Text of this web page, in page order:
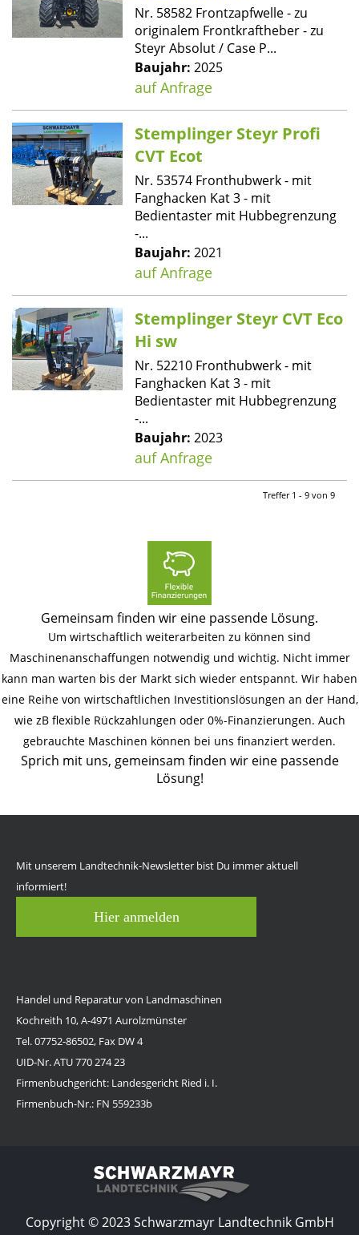
Nr. 58582 Frontzapfwelle - zu
originalem Frontkraftheber - zu
Steyr Absolut / Case P...
Baujahr: 2025
auf Anfrage
Stemplinger Steyr Profi
CVT Ecot
Nr. 53574 Fronthubwerk - mit
Fanghacken Kat 3 - mit
Bedientaster mit Hubbegrenzung
-...
Baujahr: 2021
auf Anfrage
Stemplinger Steyr CVT Eco
Hi sw
Nr. 52210 Fronthubwerk - mit
Fanghacken Kat 3 - mit
Bedientaster mit Hubbegrenzung
-...
Baujahr: 2023
auf Anfrage
Treffer 1 - 9 von 9
Gemeinsam finden wir eine passende Lösung.
Um wirtschaftlich weiterarbeiten zu können sind
Maschinenanschaffungen notwendig und wichtig. Nicht immer
kann man warten bis der Markt sich wieder entspannt. Wir haben
eine Reihe von wirtschaftlichen Investitionslösungen an der Hand,
wie zB flexible Rückzahlungen oder 0%-Finanzierungen. Auch
gebrauchte Maschinen können bei uns finanziert werden.
Sprich mit uns, gemeinsam finden wir eine passende
Lösung!
Mit unserem Landtechnik-Newsletter bist Du immer aktuell
informiert!
Hier anmelden
Handel und Reparatur von Landmaschinen
Kochreith 10, A-4971 Aurolzmünster
Tel. 07752-86502, Fax DW 4
UID-Nr. ATU 770 274 23
Firmenbuchgericht: Landesgericht Ried i. I.
Firmenbuch-Nr.: FN 559233b
Copyright © 2023 Schwarzmayr Landtechnik GmbH